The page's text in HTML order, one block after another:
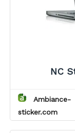
NC
Ambiance-
sticker.com